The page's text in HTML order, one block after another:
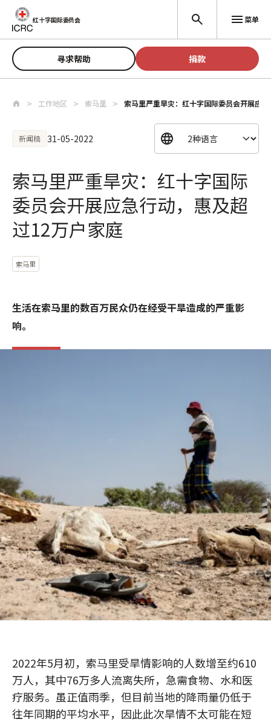
跳至主要内容
红十字国际委员会 菜单
寻求帮助 捐款
工作地区 索马里 索马里严重旱灾：红十字国际委员会开展应
新闻稿 31-05-2022
索马里严重旱灾：红十字国际
委员会开展应急行动，惠及超
过12万户家庭
索马里
生活在索马里的数百万民众仍在经受干旱造成的严重影
响。
2022年5月初，索马里受旱情影响的人数增至约610
万人，其中76万多人流离失所，急需食物、水和医
疗服务。虽正值雨季，但目前当地的降雨量仍低于
往年同期的平均水平，因此此次旱情不太可能在短